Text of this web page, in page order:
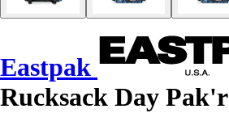
Eastpak
Rucksack Day Pak'r